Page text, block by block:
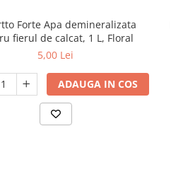
Forte Apa demineralizata
fierul de calcat, 1 L, Floral
5,00 Lei
ADAUGA IN COS